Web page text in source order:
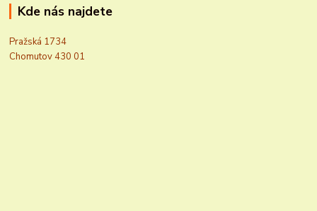
Kde nás najdete
Pražská 1734
Chomutov 430 01